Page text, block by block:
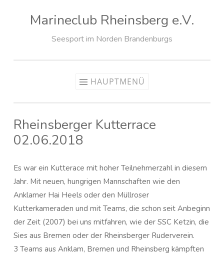
Marineclub Rheinsberg e.V.
Seesport im Norden Brandenburgs
HAUPTMENÜ
Rheinsberger Kutterrace
02.06.2018
Es war ein Kutterace mit hoher Teilnehmerzahl in diesem
Jahr. Mit neuen, hungrigen Mannschaften wie den
Anklamer Hai Heels oder den Müllroser
Kutterkameraden und mit Teams, die schon seit Anbeginn
der Zeit (2007) bei uns mitfahren, wie der SSC Ketzin, die
Sies aus Bremen oder der Rheinsberger Ruderverein.
3 Teams aus Anklam, Bremen und Rheinsberg kämpften